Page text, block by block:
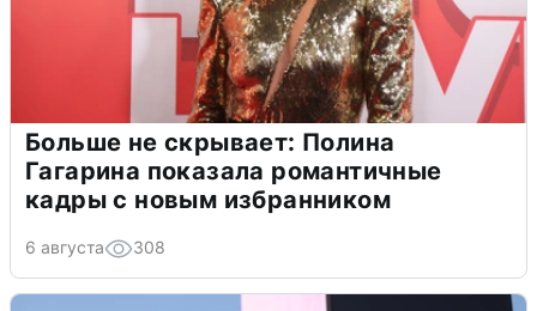
Больше не скрывает: Полина
Гагарина показала романтичные
кадры с новым избранником
6 августа 308